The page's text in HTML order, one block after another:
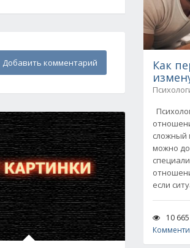
Добавить комментарий
Как
сложный
можно
если
10 665